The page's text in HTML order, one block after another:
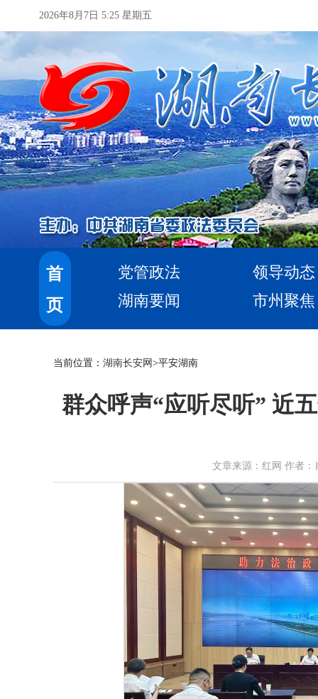
2026年8月7日 5:25 星期五
首
页
党管政法
领导动态
湖南要闻
市州聚焦
当前位置： 湖南长安网 >平安湖南
群众呼声“应听尽听” 近
文章来源：红网 作者：